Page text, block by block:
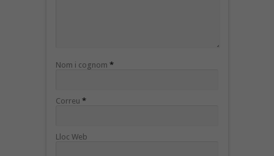
Nom i cognom *
Correu *
Lloc Web